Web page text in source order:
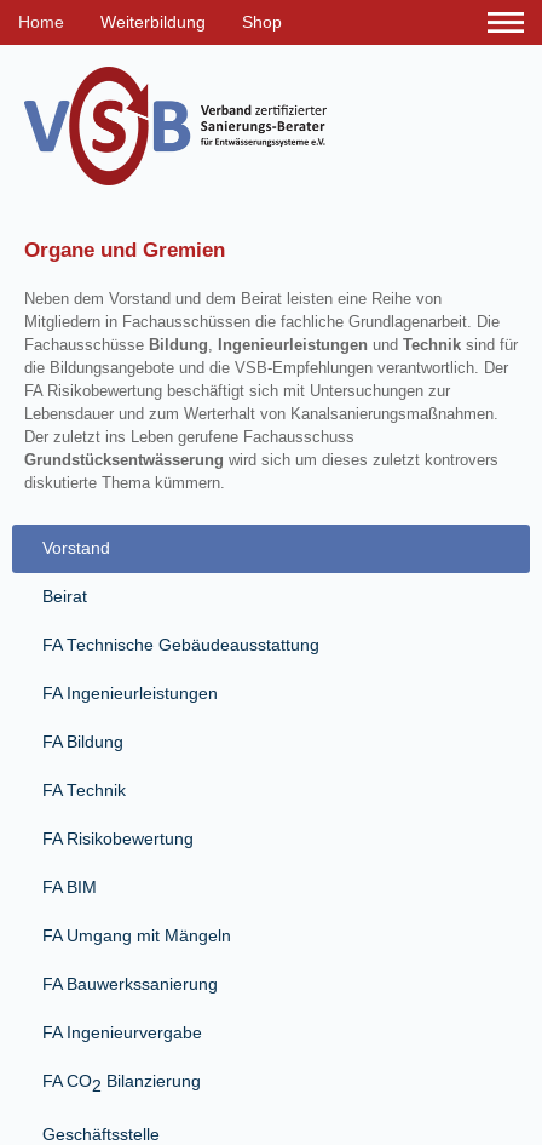
Home Weiterbildung Shop
Organe und Gremien
Neben dem Vorstand und dem Beirat leisten eine Reihe von
Mitgliedern in Fachausschüssen die fachliche Grundlagenarbeit. Die
Fachausschüsse Bildung, Ingenieurleistungen und Technik sind für
die Bildungsangebote und die VSB-Empfehlungen verantwortlich. Der
FA Risikobewertung beschäftigt sich mit Untersuchungen zur
Lebensdauer und zum Werterhalt von Kanalsanierungsmaßnahmen.
Der zuletzt ins Leben gerufene Fachausschuss
Grundstücksentwässerung wird sich um dieses zuletzt kontrovers
diskutierte Thema kümmern.
Vorstand
Beirat
FA Technische Gebäudeausstattung
FA Ingenieurleistungen
FA Bildung
FA Technik
FA Risikobewertung
FA BIM
FA Umgang mit Mängeln
FA Bauwerkssanierung
FA Ingenieurvergabe
FA CO2 Bilanzierung
Geschäftsstelle